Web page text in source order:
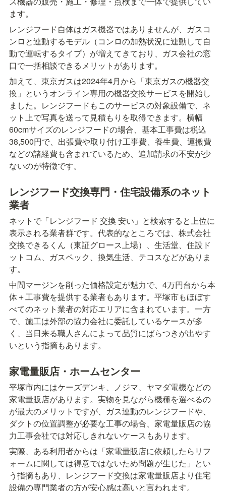
ます。
レンジフード自体はガス機器ではありませんが、ガスコ
ンロと連動するモデル（コンロの加熱状況に連動して自
動で運転するタイプ）が増えてきており、ガス会社の窓
口で一括相談できるメリットがあります。
加えて、東京ガスは2024年4月から「東京ガスの機器交
換」というオンライン専用の機器交換サービスを開始し
ました。レンジフードもこのサービスの対象設備で、ネ
ット上で写真を送って見積もりを取得できます。横幅
60cmサイズのレンジフードの場合、基本工事費は税込
38,500円で、出張費や取り付け工事費、養生費、運搬費
などの諸経費も含まれているため、追加請求の不安が少
ないのが特徴です。
レンジフード交換専門・住宅設備系のネット
業者
ネットで「レンジフード 交換 安い」と検索すると上位に
表示される業者群です。代表的なところでは、株式会社
交換できるくん（東証グロース上場）、生活堂、住設ド
ットコム、ガスペック、換気生活、テコスなどがありま
す。
中間マージンを削った価格設定が魅力で、4万円台から本
体＋工事費を提供する業者もあります。平塚市もほぼす
べてのネット業者の対応エリアに含まれています。一方
で、施工は外部の協力会社に委託しているケースが多
く、当日来る職人さんによって品質にばらつきが出やす
いという指摘もあります。
家電量販店・ホームセンター
平塚市内にはケーズデンキ、ノジマ、ヤマダ電機などの
家電量販店があります。実物を見ながら機種を選べるの
が最大のメリットですが、ガス連動のレンジフードや、
ダクトの位置調整が必要な工事の場合、家電量販店の協
力工事会社では対応しきれないケースもあります。
実際、ある利用者からは「家電量販店に依頼したらリフ
ォームに関しては得意ではないため問題が生じた」とい
う指摘もあり、レンジフード交換は家電量販店より住宅
設備の専門業者の方が安心感は高いと言われます。